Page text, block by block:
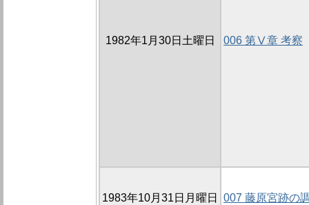
1982年1月30日土曜日 006 第Ⅴ章 考察
1983年10月31日月曜日 007 藤原宮跡の